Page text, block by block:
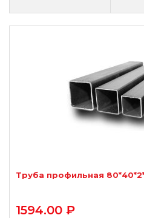
Труба профильная
1594.00 ₽